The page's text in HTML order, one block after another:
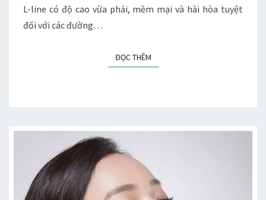
L-line có độ cao vừa phải, mềm mại và hài hòa tuyệt
đối với các đường…
ĐỌC THÊMĐỌC THÊM